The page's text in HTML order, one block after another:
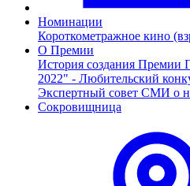
Номинации
Короткометражное кино
О Премии
История создания Премии
2022" - Любительский
Экспертный совет СМИ о
Сокровищница